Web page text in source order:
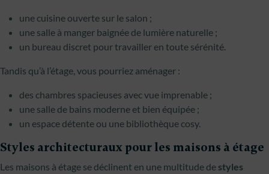
une cuisine ouverte sur le salon ;
une salle à manger baignée de lumière naturelle ;
un bureau discret pour travailler en toute sérénité.
Tandis qu’à l’étage, vous pourriez aménager :
des chambres spacieuses avec vue imprenable ;
une salle de bains moderne et bien équipée ;
un espace détente ou une bibliothèque cosy.
Styles architecturaux pour les maisons à étage
Les maisons à étage se déclinent en une multitude de styles